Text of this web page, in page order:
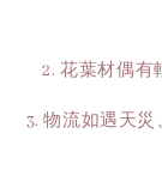
2. 花葉材偶有
3. 物流如遇天